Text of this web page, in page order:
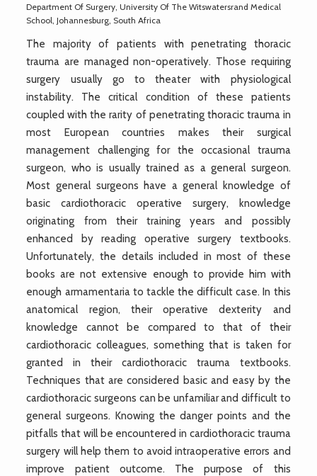
Department Of Surgery, University Of The Witswatersrand Medical
School, Johannesburg, South Africa
The majority of patients with penetrating thoracic
trauma are managed non-operatively. Those requiring
surgery usually go to theater with physiological
instability. The critical condition of these patients
coupled with the rarity of penetrating thoracic trauma in
most European countries makes their surgical
management challenging for the occasional trauma
surgeon, who is usually trained as a general surgeon.
Most general surgeons have a general knowledge of
basic cardiothoracic operative surgery, knowledge
originating from their training years and possibly
enhanced by reading operative surgery textbooks.
Unfortunately, the details included in most of these
books are not extensive enough to provide him with
enough armamentaria to tackle the difficult case. In this
anatomical region, their operative dexterity and
knowledge cannot be compared to that of their
cardiothoracic colleagues, something that is taken for
granted in their cardiothoracic trauma textbooks.
Techniques that are considered basic and easy by the
cardiothoracic surgeons can be unfamiliar and difficult to
general surgeons. Knowing the danger points and the
pitfalls that will be encountered in cardiothoracic trauma
surgery will help them to avoid intraoperative errors and
improve patient outcome. The purpose of this